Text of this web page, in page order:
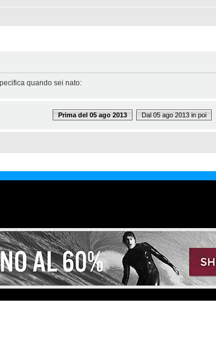
quando sei nato:
Prima del 05 ago 2013 Dal 05 ago 2013 in poi